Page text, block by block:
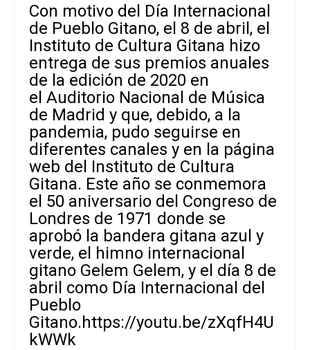
Con motivo del Día Internacional
de Pueblo Gitano, el 8 de abril, el
Instituto de Cultura Gitana hizo
entrega de sus premios anuales
de la edición de 2020 en
el Auditorio Nacional de Música
de Madrid y que, debido, a la
pandemia, pudo seguirse en
diferentes canales y en la página
web del Instituto de Cultura
Gitana. Este año se conmemora
el 50 aniversario del Congreso de
Londres de 1971 donde se
aprobó la bandera gitana azul y
verde, el himno internacional
gitano Gelem Gelem, y el día 8 de
abril como Día Internacional del
Pueblo
Gitano.https://youtu.be/zXqfH4U
kWWk